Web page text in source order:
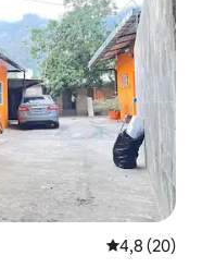
Средна
4,8 (20)